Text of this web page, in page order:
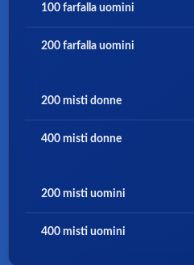
100 farfalla uomini
200 farfalla uomini
200 misti donne
400 misti donne
200 misti uomini
400 misti uomini